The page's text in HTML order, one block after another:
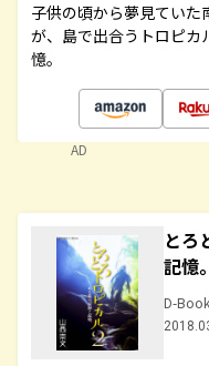
子供の頃から夢見てい
が、島で出合うトロピ
憶。
AD
とろ
記憶
D-